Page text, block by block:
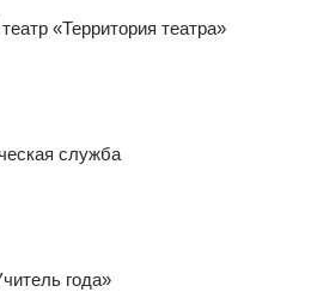
«Территория театра»
служба
года»